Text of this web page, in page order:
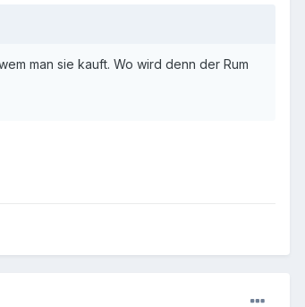
man sie kauft. Wo wird denn der Rum